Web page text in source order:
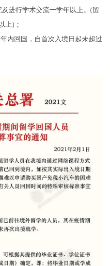
进行学术交流一学年以上。(留
上)；
内回国，自首次入境日起未超过